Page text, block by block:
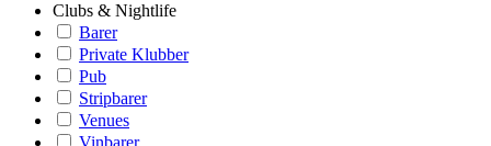
Clubs & Nightlife
Barer
Private Klubber
Pub
Stripbarer
Venues
Vinbarer